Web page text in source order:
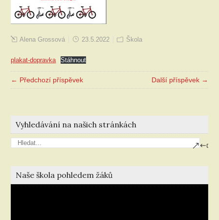
Alena Grossová 23.5.2022 Škola
plakat-dopravka Stáhnout
← Předchozí příspěvek Další příspěvek →
Vyhledávání na našich stránkách
Naše škola pohledem žáků